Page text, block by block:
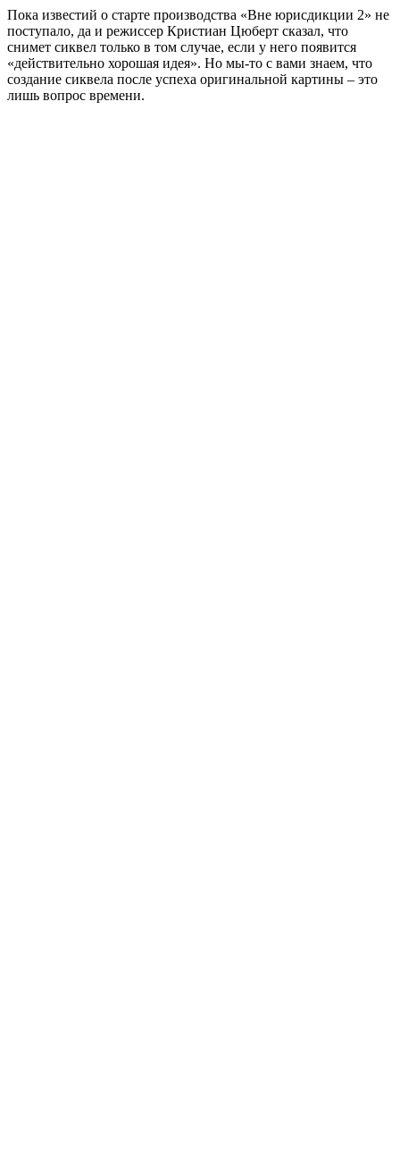
Пока известий о старте производства «Вне юрисдикции 2» не
поступало, да и режиссер Кристиан Цюберт сказал, что
снимет сиквел только в том случае, если у него появится
«действительно хорошая идея». Но мы-то с вами знаем, что
создание сиквела после успеха оригинальной картины – это
лишь вопрос времени.